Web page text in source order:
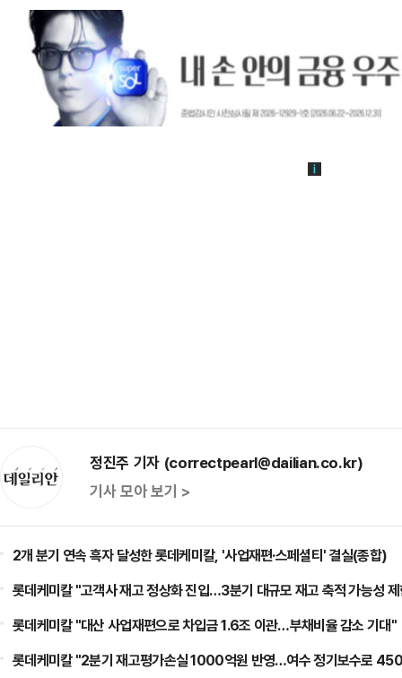
정진주 기자 (correctpearl@dailian.co.kr)
기사 모아 보기 >
2개 분기 연속 흑자 달성한 롯데케미칼, '사업재편·스페셜티' 결실(종합)
롯데케미칼 "고객사 재고 정상화 진입…3분기 대규모 재고 축적 가능성
롯데케미칼 "대산 사업재편으로 차입금 1.6조 이관…부채비율 감소 기대"
롯데케미칼 "2분기 재고평가손실 1000억원 반영…여수 정기보수로